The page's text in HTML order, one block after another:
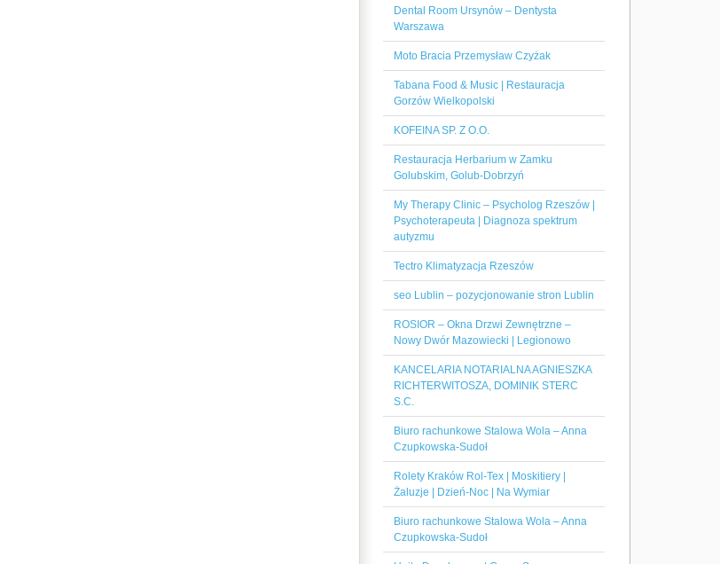
Dental Room Ursynów – Dentysta
Warszawa
Moto Bracia Przemysław Czyżak
Tabana Food & Music | Restauracja
Gorzów Wielkopolski
KOFEINA SP. Z O.O.
Restauracja Herbarium w Zamku
Golubskim, Golub-Dobrzyń
My Therapy Clinic – Psycholog Rzeszów |
Psychoterapeuta | Diagnoza spektrum
autyzmu
Tectro Klimatyzacja Rzeszów
seo Lublin – pozycjonowanie stron Lublin
ROSIOR – Okna Drzwi Zewnętrzne –
Nowy Dwór Mazowiecki | Legionowo
KANCELARIA NOTARIALNA AGNIESZKA
RICHTERWITOSZA, DOMINIK STERC
S.C.
Biuro rachunkowe Stalowa Wola – Anna
Czupkowska-Sudoł
Rolety Kraków Rol-Tex | Moskitiery |
Żaluzje | Dzień-Noc | Na Wymiar
Biuro rachunkowe Stalowa Wola – Anna
Czupkowska-Sudoł